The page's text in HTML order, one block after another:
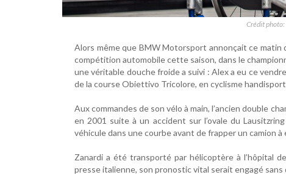
Crédit photo:
Alors même que BMW Motorsport annonçait ce
compétition automobile cette saison, dans le
une véritable douche froide a suivi : Alex a eu ce
de la course Obiettivo Tricolore, en cyclisme
Aux commandes de son vélo à main, l’ancien double
en 2001 suite à un accident sur l’ovale du
véhicule dans une courbe avant de frapper un camion à
Zanardi a été transporté par hélicoptère à l’hôpital
presse italienne, son pronostic vital serait engagé